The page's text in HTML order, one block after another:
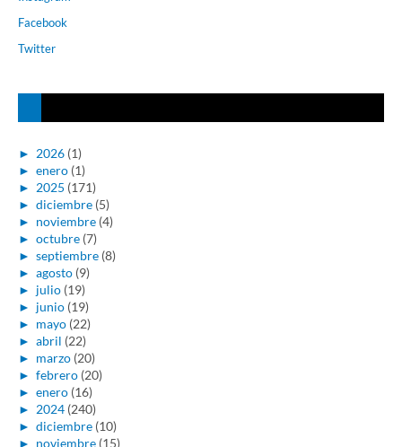
Facebook
Twitter
► 2026 (1)
► enero (1)
► 2025 (171)
► diciembre (5)
► noviembre (4)
► octubre (7)
► septiembre (8)
► agosto (9)
► julio (19)
► junio (19)
► mayo (22)
► abril (22)
► marzo (20)
► febrero (20)
► enero (16)
► 2024 (240)
► diciembre (10)
► noviembre (15)